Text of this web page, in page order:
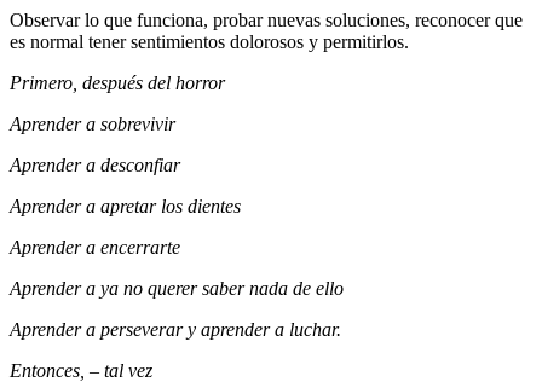
Observar lo que funciona, probar nuevas soluciones, reconocer que
es normal tener sentimientos dolorosos y permitirlos.
Primero, después del horror
Aprendera sobrevivir
Aprendera desconfiar
Aprendera apretar los dientes
Aprender a encerrarte
Aprendera ya no querer saber nada de ello
Aprendera perseverar y aprendera luchar.
Entonces, – tal vez